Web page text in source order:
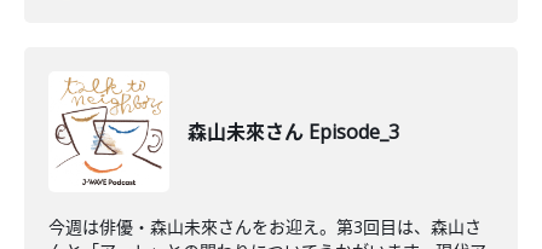
森山未來さん Episode_3
今週は俳優・森山未來さんをお迎え。第3回目は、森山さ